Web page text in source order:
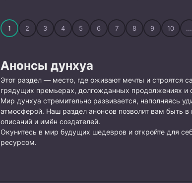
1 2 3 4 5 6 7 8 9 10 ...
Анонсы дунхуа
Этот раздел — место, где оживают мечты и строятся
грядущих премьерах, долгожданных продолжениях и
Мир дунхуа стремительно развивается, наполняясь
атмосферой. Наш раздел анонсов позволит вам быть
описаний и имён создателей.
Окунитесь в мир будущих шедевров и откройте для
ресурсом.